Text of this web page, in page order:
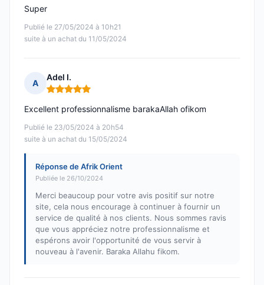
Publié le 27/05/2024 à 10h21
suite à un achat du 11/05/2024
Super
A
Adel I.
Note : 5 sur 5
Publié le 23/05/2024 à 20h54
suite à un achat du 15/05/2024
Excellent professionnalisme barakaAllah ofikom
Réponse de Afrik Orient
Publiée le 26/10/2024
Merci beaucoup pour votre avis positif sur notre
site, cela nous encourage à continuer à fournir un
service de qualité à nos clients. Nous sommes ravis
que vous appréciez notre professionnalisme et
espérons avoir l'opportunité de vous servir à
nouveau à l'avenir. Baraka Allahu fikom.